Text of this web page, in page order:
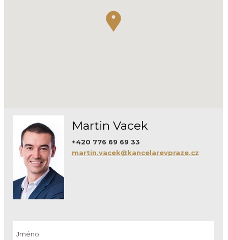
Martin Vacek
+420 776 69 69 33
martin.vacek@kancelarevpraze.cz